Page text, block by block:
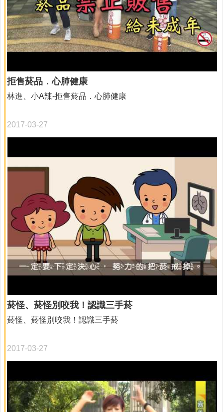
嗎？出來了能夠幫國王戒掉菸嗎？各位小朋友，想不想看國
王怎麼樣了？
拒售菸品．心肺健康
2017-03-27
林進、小A辣-拒售菸品．心肺健康
菸怪、菸怪別咬我！認識三手菸
2017-03-27
菸怪、菸怪別咬我！認識三手菸